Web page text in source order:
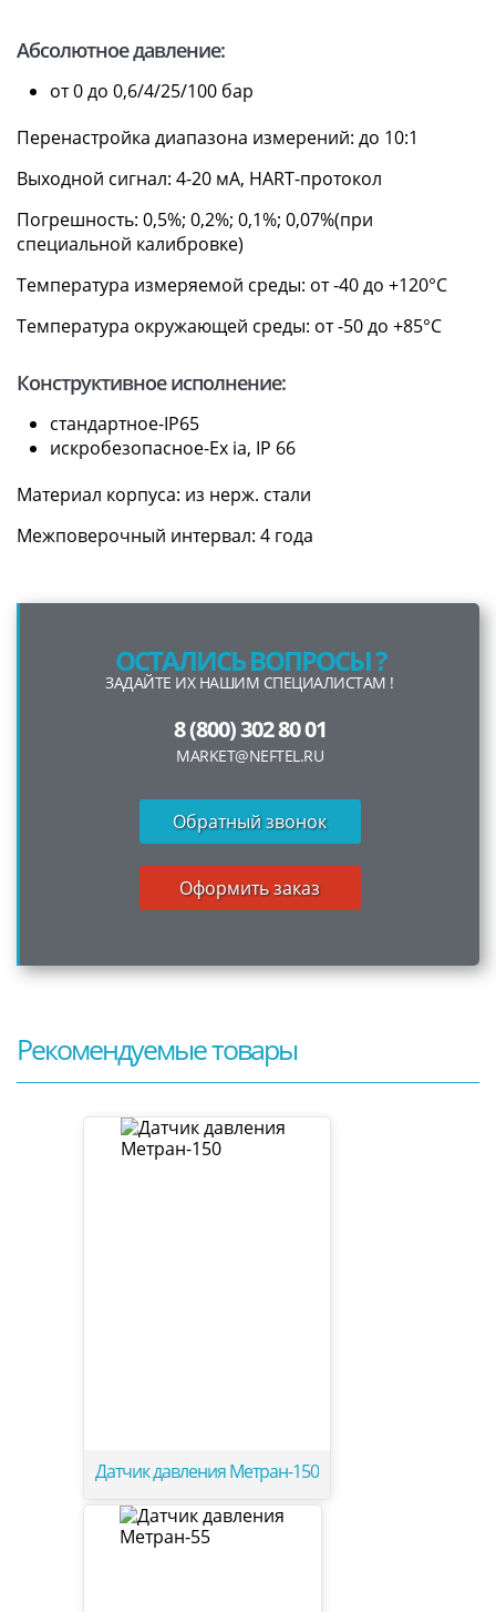
Абсолютное давление:
от 0 до 0,6/4/25/100 бар
Перенастройка диапазона измерений: до 10:1
Выходной сигнал: 4-20 мА, HART-протокол
Погрешность: 0,5%; 0,2%; 0,1%; 0,07%(при
специальной калибровке)
Температура измеряемой среды: от -40 до +120°С
Температура окружающей среды: от -50 до +85°С
Конструктивное исполнение:
стандартное-IP65
искробезопасное-Ex ia, IP 66
Материал корпуса: из нерж. стали
Межповерочный интервал: 4 года
ОСТАЛИСЬ ВОПРОСЫ ?
ЗАДАЙТЕ ИХ НАШИМ СПЕЦИАЛИСТАМ !
8 (800) 302 80 01
MARKET@NEFTEL.RU
Обратный звонок
Оформить заказ
Рекомендуемые товары
Датчик давления Метран-150